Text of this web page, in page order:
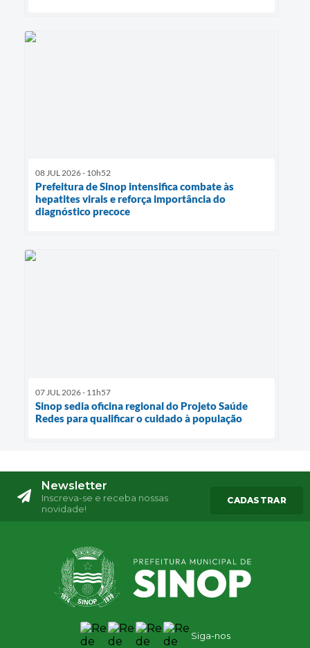
08 JUL 2026 - 10h52
Prefeitura de Sinop intensifica combate às
hepatites virais e reforça importância do
diagnóstico precoce
07 JUL 2026 - 11h57
Sinop sedia oficina regional do Projeto Saúde
Redes para qualificar o cuidado à população
Newsletter
Inscreva-se e receba nossas
novidade!
CADASTRAR
Siga-nos